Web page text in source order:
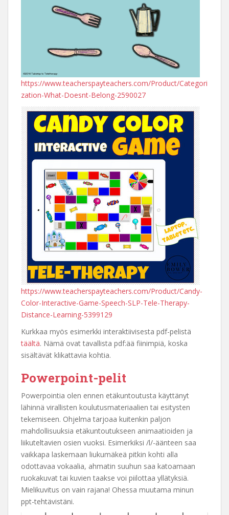
https://www.teacherspayteachers.com/Product/Categori
zation-What-Doesnt-Belong-2590027
https://www.teacherspayteachers.com/Product/Candy-
Color-Interactive-Game-Speech-SLP-Tele-Therapy-
Distance-Learning-5399129
Kurkkaa myös esimerkki interaktiivisesta pdf-pelistä
täältä. Nämä ovat tavallista pdf:ää fiinimpiä, koska
sisältävät klikattavia kohtia.
Powerpoint-pelit
Powerpointia olen ennen etäkuntoutusta käyttänyt
lähinnä virallisten koulutusmateriaalien tai esitysten
tekemiseen. Ohjelma tarjoaa kuitenkin paljon
mahdollisuuksia etäkuntoutukseen animaatioiden ja
liikuteltavien osien vuoksi. Esimerkiksi /l/-äänteen saa
vaikkapa laskemaan liukumäkeä pitkin kohti alla
odottavaa vokaalia, ahmatin suuhun saa katoamaan
ruokakuvat tai kuvien taakse voi piilottaa yllätyksiä.
Mielikuvitus on vain rajana! Ohessa muutama minun
ppt-tehtävistäni.